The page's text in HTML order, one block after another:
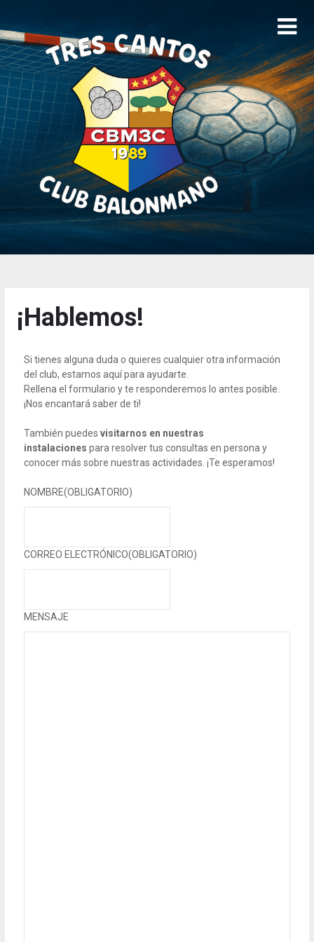
¡Hablemos!
Si tienes alguna duda o quieres cualquier otra información
del club, estamos aquí para ayudarte.
Rellena el formulario y te responderemos lo antes posible.
¡Nos encantará saber de ti!
También puedesvisitarnos en nuestras
instalaciones para resolver tus consultas en persona y
conocer más sobre nuestras actividades. ¡Te esperamos!
NOMBRE(OBLIGATORIO)
CORREO ELECTRÓNICO(OBLIGATORIO)
MENSAJE